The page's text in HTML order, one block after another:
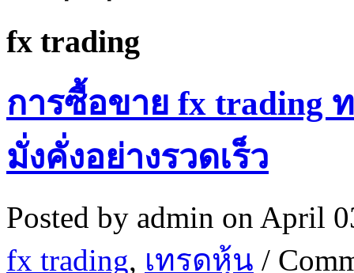
fx trading
การซื้อขาย fx trading
มั่งคั่งอย่างรวดเร็ว
Posted by admin on April
fx trading, เทรดหุ้น /